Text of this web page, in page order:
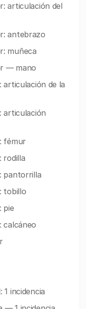
articulación del
antebrazo
muñeca
— mano
articulación de la
articulación
fémur
rodilla
pantorrilla
tobillo
pie
calcáneo
1 incidencia